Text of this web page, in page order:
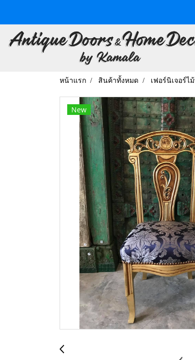
หน้าแรก สินค้าทั้งหมด เฟอร์นิเจอร์ไ
New